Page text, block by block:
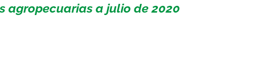
agropecuarias a julio de 2020